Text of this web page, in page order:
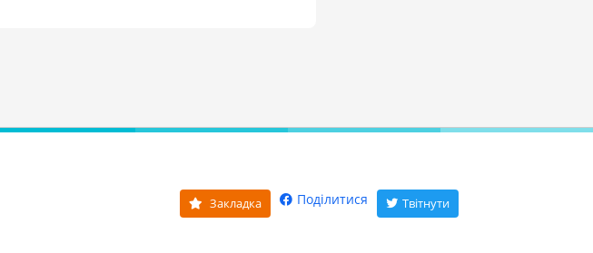
Закладка Поділитися Твітнути